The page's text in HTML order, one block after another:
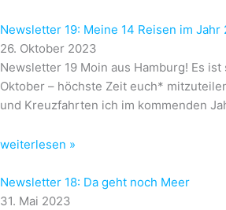
Newsletter 19: Meine 14 Reisen im Jahr
26. Oktober 2023
Newsletter 19 Moin aus Hamburg! Es
Oktober – höchste Zeit euch*
und Kreuzfahrten ich im kommenden
weiterlesen »
Newsletter 18: Da geht noch Meer
31. Mai 2023